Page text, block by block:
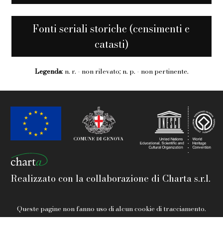
Fonti seriali storiche (censimenti e
catasti)
Legenda: n. r. - non rilevato; n. p. - non pertinente.
Realizzato con la collaborazione di Charta s.r.l.
Queste pagine non fanno uso di alcun cookie di tracciamento.